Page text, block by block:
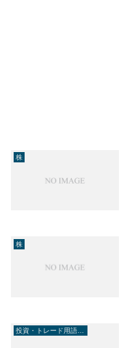
株
株
投資・トレード用語辞典